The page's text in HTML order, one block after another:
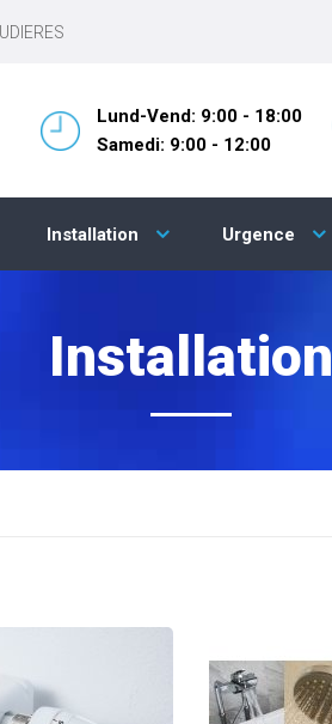
Lund-Vend: 9:00 - 18:00
Samedi: 9:00 - 12:00
Installation Urgence
Installation